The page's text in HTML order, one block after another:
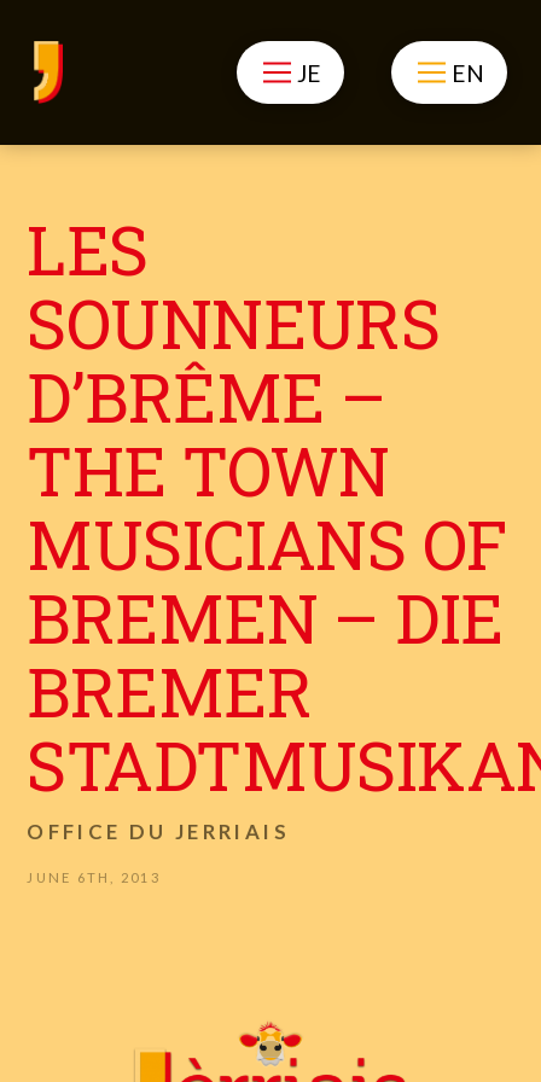
JE EN
LES
SOUNNEURS
D’BRÊME –
THE TOWN
MUSICIANS OF
BREMEN – DIE
BREMER
OFFICE DU JERRIAIS
JUNE 6TH, 2013